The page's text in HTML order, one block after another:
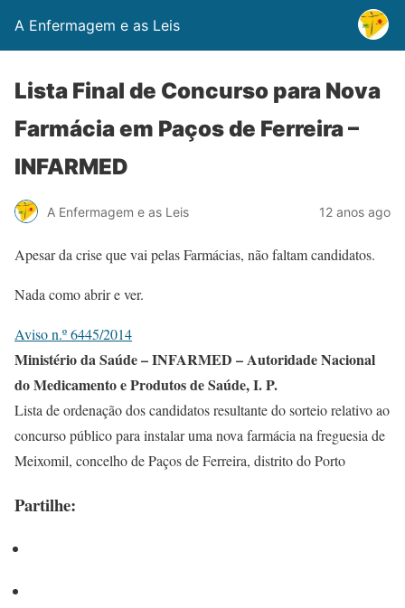
A Enfermagem e as Leis
Lista Final de Concurso para Nova
Farmácia em Paços de Ferreira –
INFARMED
A Enfermagem e as Leis 12 anos ago
Apesar da crise que vai pelas Farmácias, não faltam candidatos.
Nada como abrir e ver.
Aviso n.º 6445/2014
Ministério da Saúde – INFARMED – Autoridade Nacional
do Medicamento e Produtos de Saúde, I. P.
Lista de ordenação dos candidatos resultante do sorteio relativo ao
concurso público para instalar uma nova farmácia na freguesia de
Meixomil, concelho de Paços de Ferreira, distrito do Porto
Partilhe: